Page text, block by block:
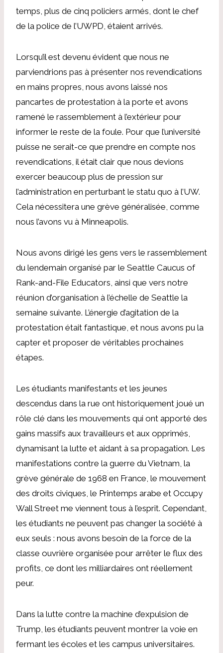
temps, plus de cinq policiers armés, dont le chef
de la police de l’UWPD, étaient arrivés.
Lorsqu’il est devenu évident que nous ne
parviendrions pas à présenter nos revendications
en mains propres, nous avons laissé nos
pancartes de protestation à la porte et avons
ramené le rassemblement à l’extérieur pour
informer le reste de la foule. Pour que l’université
puisse ne serait-ce que prendre en compte nos
revendications, il était clair que nous devions
exercer beaucoup plus de pression sur
l’administration en perturbant le statu quo à l’UW.
Cela nécessitera une grève généralisée, comme
nous l’avons vu à Minneapolis.
Nous avons dirigé les gens vers le rassemblement
du lendemain organisé par le Seattle Caucus of
Rank-and-File Educators, ainsi que vers notre
réunion d’organisation à l’échelle de Seattle la
semaine suivante. L’énergie d’agitation de la
protestation était fantastique, et nous avons pu la
capter et proposer de véritables prochaines
étapes.
Les étudiants manifestants et les jeunes
descendus dans la rue ont historiquement joué un
rôle clé dans les mouvements qui ont apporté des
gains massifs aux travailleurs et aux opprimés,
dynamisant la lutte et aidant à sa propagation. Les
manifestations contre la guerre du Vietnam, la
grève générale de 1968 en France, le mouvement
des droits civiques, le Printemps arabe et Occupy
Wall Street me viennent tous à l’esprit. Cependant,
les étudiants ne peuvent pas changer la société à
eux seuls : nous avons besoin de la force de la
classe ouvrière organisée pour arrêter le flux des
profits, ce dont les milliardaires ont réellement
peur.
Dans la lutte contre la machine d’expulsion de
Trump, les étudiants peuvent montrer la voie en
fermant les écoles et les campus universitaires.